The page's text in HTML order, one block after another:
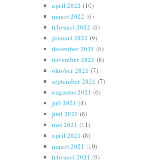
april 2022 (10)
maart 2022 (6)
februari 2022 (6)
januari 2022 (9)
december 2021 (6)
november 2021 (8)
oktober 2021 (7)
september 2021 (7)
augustus 2021 (6)
juli 2021 (4)
juni 2021 (8)
mei 2021 (11)
april 2021 (8)
maart 2021 (10)
februari 2021 (9)